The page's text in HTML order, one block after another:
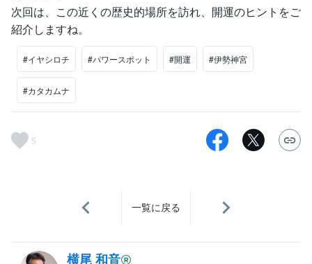
次回は、この近くの歴史的場所を訪れ、開運のヒントをご
紹介しますね。
#イヤシロチ #パワースポット #開運 #伊勢神宮
#カタカムナ
5
一覧に戻る
横尾 和音